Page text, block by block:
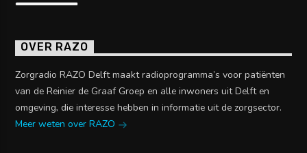
OVER RAZO
Zorgradio RAZO Delft maakt radioprogramma’s voor patiënten
van de Reinier de Graaf Groep en alle inwoners uit Delft en
omgeving, die interesse hebben in informatie uit de zorgsector.
Meer weten over RAZO